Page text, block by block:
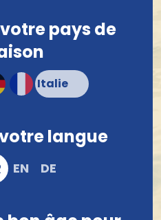
Broeder Jacob Lazarus
Bourbon Whisky 33Cl
pays de
langue
EN DE